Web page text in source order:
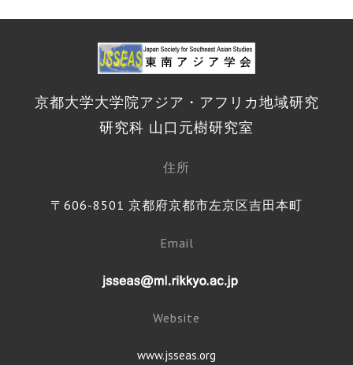
京都大学大学院アジア・アフリカ地域研究
研究科 山口元樹研究室
住所
〒606-8501 京都府京都市左京区吉田本町
Email
Website
www.jsseas.org